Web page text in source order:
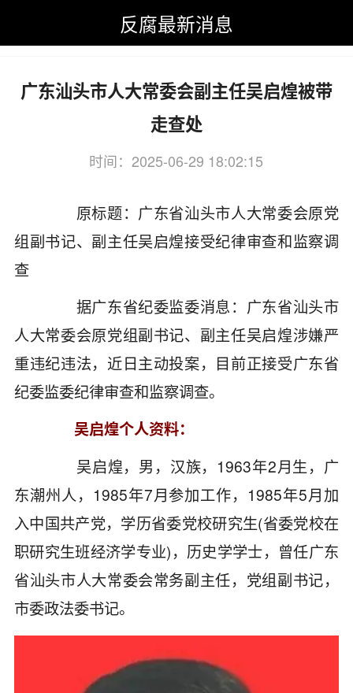
反腐最新消息
反腐最新消息>广东
广东汕头市人大常委会副主任吴启煌被带
走查处
时间：2025-06-29 18:02:15
关键词：广东,汕头市,人大常委会,副主任
原标题：广东省汕头市人大常委会原党
组副书记、副主任吴启煌接受纪律审查和监察调
查
据广东省纪委监委消息：广东省汕头市
人大常委会原党组副书记、副主任吴启煌涉嫌严
重违纪违法，近日主动投案，目前正接受广东省
纪委监委纪律审查和监察调查。
吴启煌个人资料：
吴启煌，男，汉族，1963年2月生，广
东潮州人，1985年7月参加工作，1985年5月加
入中国共产党，学历省委党校研究生(省委党校在
职研究生班经济学专业)，历史学学士，曾任广东
省汕头市人大常委会常务副主任，党组副书记，
市委政法委书记。